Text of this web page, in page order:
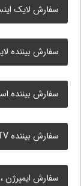
سفارش لایک
سفارش بیننده
سفارش بیننده
سفارش بیننده IGTV اینستاگرام
سفارش ایمپرژن